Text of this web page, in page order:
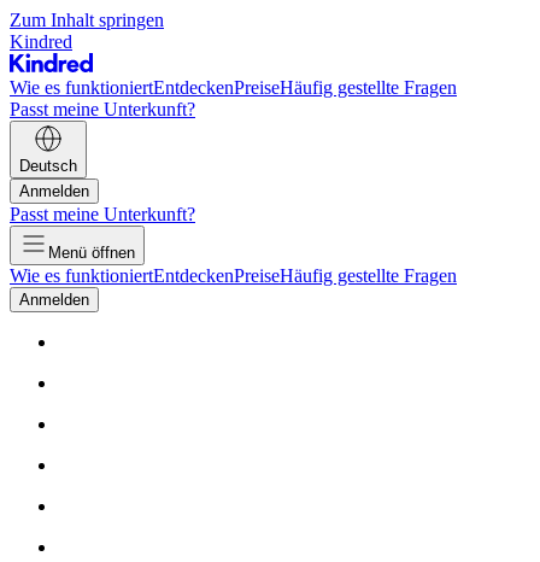
Zum Inhalt springen
Kindred
Wie es funktioniertEntdeckenPreiseHäufig gestellte Fragen
Passt meine Unterkunft?
Deutsch
Anmelden
Passt meine Unterkunft?
Menü öffnen
Wie es funktioniertEntdeckenPreiseHäufig gestellte Fragen
Anmelden